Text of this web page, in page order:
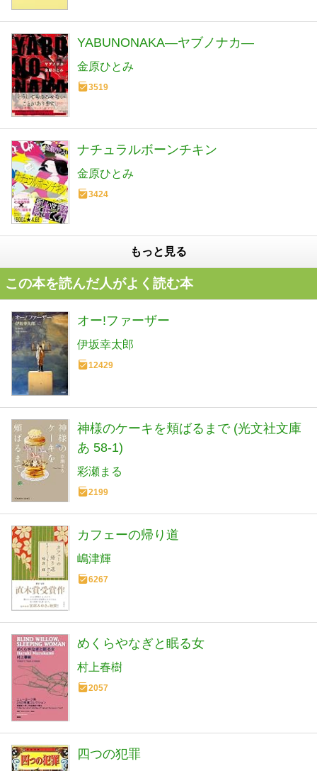
YABUNONAKA―ヤブノナカ―
金原ひとみ
3519
ナチュラルボーンチキン
金原ひとみ
3424
もっと見る
この本を読んだ人がよく読む本
オー!ファーザー
伊坂幸太郎
12429
神様のケーキを頬ばるまで (光文社文庫
あ 58-1)
彩瀬まる
2199
カフェーの帰り道
嶋津輝
6267
めくらやなぎと眠る女
村上春樹
2057
四つの犯罪